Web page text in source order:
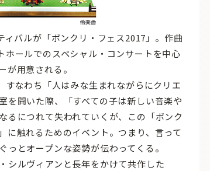
バルが「ボンクリ・フェス2017」。作曲
ホールでのスペシャル・コンサートを中心
用意される。
なわち「人はみな生まれながらにクリエ
を開いた際、「すべての子は新しい音楽や
るにつれて失われていくが、この「ボンク
に触れるためのイベント。つまり、言って
とオープンな姿勢が伝わってくる。
シルヴィアンと長年をかけて共作した